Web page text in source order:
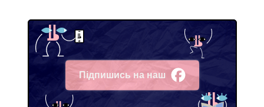
Підпишись на наш
Facebook